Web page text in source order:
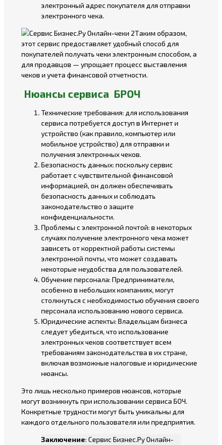
электронный адрес покупателя для отправки
электронного чека.
Таким образом,
этот сервис предоставляет удобный способ для
покупателей получать чеки электронным способом, а
для продавцов — упрощает процесс выставления
чеков и учета финансовой отчетности.
Нюансы сервиса БРОЧ
Технические требования: для использования
сервиса потребуется доступ в Интернет и
устройство (как правило, компьютер или
мобильное устройство) для отправки и
получения электронных чеков.
Безопасность данных: поскольку сервис
работает с чувствительной финансовой
информацией, он должен обеспечивать
безопасность данных и соблюдать
законодательство о защите
конфиденциальности.
Проблемы с электронной почтой: в некоторых
случаях получение электронного чека может
зависеть от корректной работы системы
электронной почты, что может создавать
некоторые неудобства для пользователей.
Обучение персонала: Предприниматели,
особенно в небольших компаниях, могут
столкнуться с необходимостью обучения своего
персонала использованию нового сервиса.
Юридические аспекты: Владельцам бизнеса
следует убедиться, что использование
электронных чеков соответствует всем
требованиям законодательства в их стране,
включая возможные налоговые и юридические
нюансы.
Это лишь несколько примеров нюансов, которые
могут возникнуть при использовании сервиса БОЧ.
Конкретные трудности могут быть уникальны для
каждого отдельного пользователя или предприятия.
Заключение: Сервис Бизнес.Ру Онлайн-